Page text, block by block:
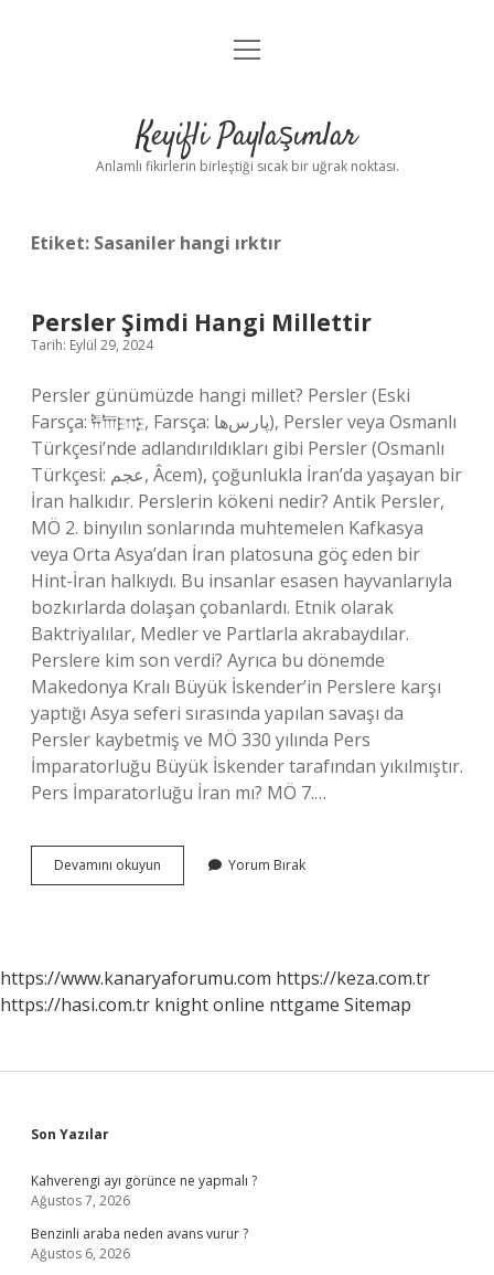
Anasayfa
Yasal Uyarı
menüyü
Keyifli Paylaşımlar
Anlamlı fikirlerin birleştiği sıcak bir uğrak noktası.
Etiket: Sasaniler hangi ırktır
Persler Şimdi Hangi Millettir
Tarih: Eylül 29, 2024
Persler günümüzde hangi millet? Persler (Eski
Farsça: 𐎱𐎠𐎼𐎿, Farsça: پارس‌ها), Persler veya Osmanlı
Türkçesi’nde adlandırıldıkları gibi Persler (Osmanlı
Türkçesi: عجم, Âcem), çoğunlukla İran’da yaşayan bir
İran halkıdır. Perslerin kökeni nedir? Antik Persler,
MÖ 2. binyılın sonlarında muhtemelen Kafkasya
veya Orta Asya’dan İran platosuna göç eden bir
Hint-İran halkıydı. Bu insanlar esasen hayvanlarıyla
bozkırlarda dolaşan çobanlardı. Etnik olarak
Baktriyalılar, Medler ve Partlarla akrabaydılar.
Perslere kim son verdi? Ayrıca bu dönemde
Makedonya Kralı Büyük İskender’in Perslere karşı
yaptığı Asya seferi sırasında yapılan savaşı da
Persler kaybetmiş ve MÖ 330 yılında Pers
İmparatorluğu Büyük İskender tarafından yıkılmıştır.
Pers İmparatorluğu İran mı? MÖ 7.…
Devamını okuyun
Şimdi
Yorum Bırak
https://www.kanaryaforumu.com https://keza.com.tr
https://hasi.com.tr knight online nttgame Sitemap
Sidebar
Son Yazılar
Kahverengi ayı görünce ne yapmalı ?
Ağustos 7, 2026
Benzinli araba neden avans vurur ?
Ağustos 6, 2026